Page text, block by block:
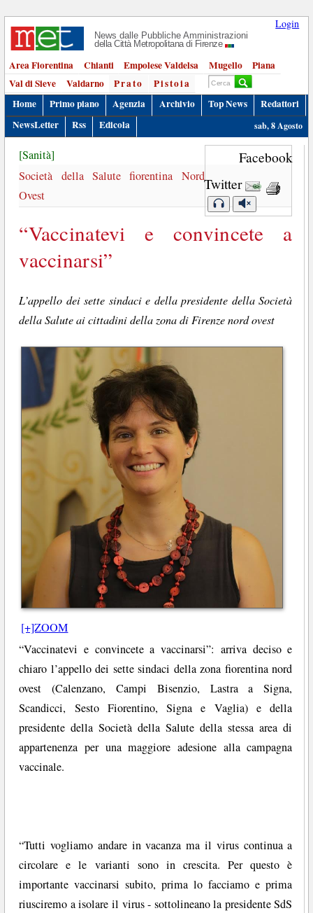
Login
News dalle Pubbliche Amministrazioni
della Città Metropolitana di Firenze
Area Fiorentina Chianti Empolese Valdelsa Mugello
Piana
Val di Sieve
Valdarno Prato
Pistoia
Home
Primo piano Agenzia Archivio Top News
Redattori
NewsLetter
Rss Edicola sab, 8 Agosto
Facebook
Twitter
[Sanità]
Società della Salute fiorentina Nord
Ovest
“Vaccinatevi e convincete a
vaccinarsi”
L’appello dei sette sindaci e della presidente della Società
della Salute ai cittadini della zona di Firenze nord ovest
[+]ZOOM
“Vaccinatevi e convincete a vaccinarsi”: arriva deciso e
chiaro l’appello dei sette sindaci della zona fiorentina nord
ovest (Calenzano, Campi Bisenzio, Lastra a Signa,
Scandicci, Sesto Fiorentino, Signa e Vaglia) e della
presidente della Società della Salute della stessa area di
appartenenza per una maggiore adesione alla campagna
vaccinale.
“Tutti vogliamo andare in vacanza ma il virus continua a
circolare e le varianti sono in crescita. Per questo è
importante vaccinarsi subito, prima lo facciamo e prima
riusciremo a isolare il virus - sottolineano la presidente SdS